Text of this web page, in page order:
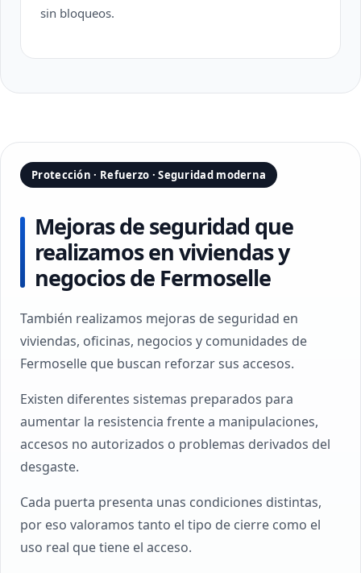
sin bloqueos.
Protección · Refuerzo · Seguridad moderna
Mejoras de seguridad que
realizamos en viviendas y
negocios de Fermoselle
También realizamos mejoras de seguridad en
viviendas, oficinas, negocios y comunidades de
Fermoselle que buscan reforzar sus accesos.
Existen diferentes sistemas preparados para
aumentar la resistencia frente a manipulaciones,
accesos no autorizados o problemas derivados del
desgaste.
Cada puerta presenta unas condiciones distintas,
por eso valoramos tanto el tipo de cierre como el
uso real que tiene el acceso.